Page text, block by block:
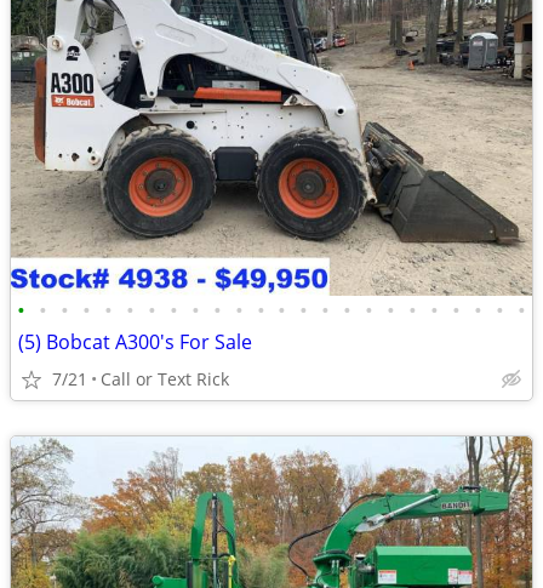
• • • • • • • • • • • • • • • • • • • • • • • •
(5) Bobcat A300's For Sale
7/21 Call or Text Rick